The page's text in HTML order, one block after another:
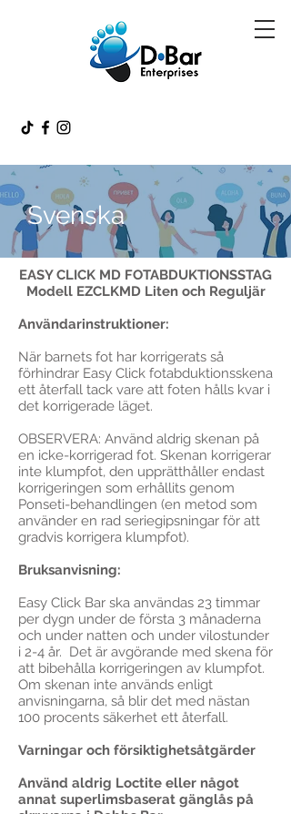
Svenska
EASY CLICK MD FOTABDUKTIONSSTAG
Modell EZCLKMD Liten och Reguljär
Användarinstruktioner:
När barnets fot har korrigerats så
förhindrar Easy Click fotabduktionsskena
ett återfall tack vare att foten hålls kvar i
det korrigerade läget.
OBSERVERA: Använd aldrig skenan på
en icke-korrigerad fot. Skenan korrigerar
inte klumpfot, den upprätthåller endast
korrigeringen som erhållits genom
Ponseti-behandlingen (en metod som
använder en rad seriegipsningar för att
gradvis korrigera klumpfot).
Bruksanvisning:
Easy Click Bar ska användas 23 timmar
per dygn under de första 3 månaderna
och under natten och under vilostunder
i 2-4 år. Det är avgörande med skena för
att bibehålla korrigeringen av klumpfot.
Om skenan inte används enligt
anvisningarna, så blir det med nästan
100 procents säkerhet ett återfall.
Varningar och försiktighetsåtgärder
Använd aldrig Loctite eller något
annat superlimsbaserat gänglås på